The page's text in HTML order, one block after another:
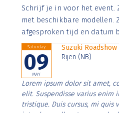
Aenean faucibus nibh et justo
imperdiet. Nunc ut sem vitae
Schrijf je in voor het event.
met beschikbare modellen.
afgesproken tijd en datum
Saturday
09
MAY
Suzuki Roadshow
Rijen (NB)
Lorem ipsum dolor sit amet,
elit. Suspendisse varius enim
tristique. Duis cursus, mi quis
interdum nulla, ut commodo